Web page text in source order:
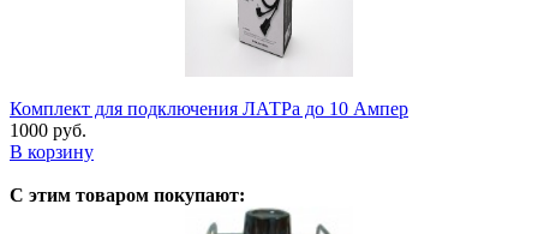
Комплект для подключения ЛАТРа до 10 Ампер
1000 руб.
В корзину
С этим товаром покупают: